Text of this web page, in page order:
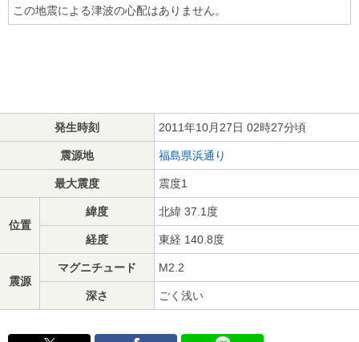
この地震による津波の心配はありません。
発生時刻 2011年10月27日 02時27分頃
震源地 福島県浜通り
最大震度 震度1
位置
緯度 北緯 37.1度
経度 東経 140.8度
震源
マグニチュード M2.2
深さ ごく浅い